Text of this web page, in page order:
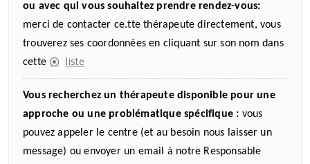
ou avec qui vous souhaitez prendre rendez-vous:
merci de contacter ce.tte thérapeute directement, vous
trouverez ses coordonnées en cliquant sur son nom dans
cette
liste
Vous recherchez un thérapeute disponible pour une
approche ou une problématique spécifique : vous
pouvez appeler le centre (et au besoin nous laisser un
message) ou envoyer un email à notre Responsable